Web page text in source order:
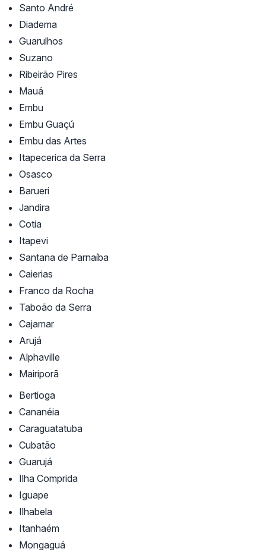
Santo André
Diadema
Guarulhos
Suzano
Ribeirão Pires
Mauá
Embu
Embu Guaçú
Embu das Artes
Itapecerica da Serra
Osasco
Barueri
Jandira
Cotia
Itapevi
Santana de Parnaíba
Caierias
Franco da Rocha
Taboão da Serra
Cajamar
Arujá
Alphaville
Mairiporã
Bertioga
Cananéia
Caraguatatuba
Cubatão
Guarujá
Ilha Comprida
Iguape
Ilhabela
Itanhaém
Mongaguá